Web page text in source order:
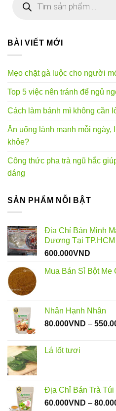
kiếm
BÀI VIẾT MỚI
Mẹo chặt gà luộc cho người
Top 5 việc nên tránh để ngủ
Cách làm bánh mì không cần
Ăn uống lành mạnh mỗi ngày,
khỏe?
Công thức pha trà ngũ hắc
dáng
SẢN PHẨM NỖI BẬT
Địa Chỉ Bán Minh
Dương Tại TP.HCM
600.000VND
Mua Bán Sỉ Bột Me
Nhân Hạnh Nhân
80.000VND –
Lá lốt tươi
Địa Chỉ Bán Trà Túi
60.000VND –